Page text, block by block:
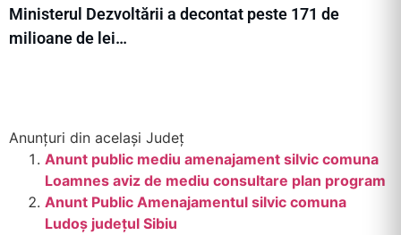
Ministerul Dezvoltării a decontat peste 171 de
milioane de lei…
Anunțuri din același Județ
Anunt public mediu amenajament silvic comuna
Loamnes aviz de mediu consultare plan program
Anunt Public Amenajamentul silvic comuna
Ludoș județul Sibiu